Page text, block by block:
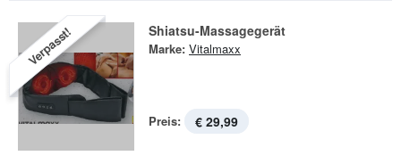
Verpasst! Shiatsu-Massagegerät
Marke: Vitalmaxx
Preis: € 29,99